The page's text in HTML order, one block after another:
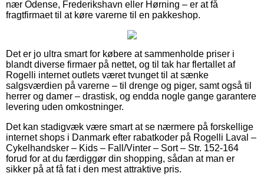
nær Odense, Frederikshavn eller Hørning – er at få
fragtfirmaet til at køre varerne til en pakkeshop.
Det er jo ultra smart for købere at sammenholde priser i
blandt diverse firmaer på nettet, og til tak har flertallet af
Rogelli internet outlets været tvunget til at sænke
salgsværdien på varerne – til drenge og piger, samt også til
herrer og damer – drastisk, og endda nogle gange garantere
levering uden omkostninger.
Det kan stadigvæk være smart at se nærmere på forskellige
internet shops i Danmark efter rabatkoder på Rogelli Laval –
Cykelhandsker – Kids – Fall/Vinter – Sort – Str. 152-164
forud for at du færdiggør din shopping, sådan at man er
sikker på at få fat i den mest attraktive pris.